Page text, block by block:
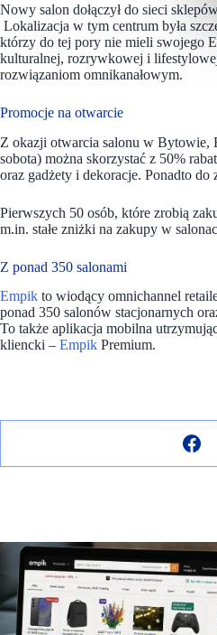
Nowy salon dołączył do sieci
Lokalizacja w tym centrum była
którzy do tej pory nie mieli swojego
kulturalnej, rozrywkowej i
rozwiązaniom omnikanałowym.
Promocje na otwarcie
Z okazji otwarcia salonu w Bytowie,
sobota) można skorzystać z 50%
oraz gadżety i dekoracje​. Ponadto
Pierwszych 50 osób, które zrobią
m.in. stałe zniżki na zakupy w
Z ponad 350 salonami
Empik to wiodący omnichannel
ponad 350 salonów stacjonarnych
To także aplikacja mobilna
kliencki – Empik Premium.